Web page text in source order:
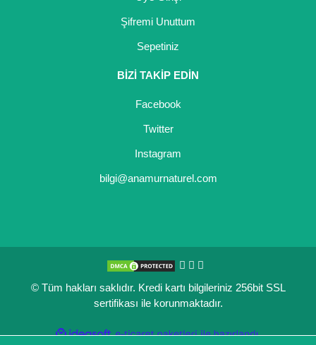
Şifremi Unuttum
Sepetiniz
BİZİ TAKİP EDİN
Facebook
Twitter
Instagram
bilgi@anamurnaturel.com
© Tüm hakları saklıdır. Kredi kartı bilgileriniz 256bit SSL
sertifikası ile korunmaktadır.
ideasoft
e-
ile